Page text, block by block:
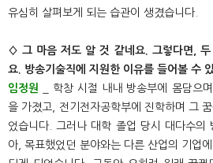
유심히 살펴보게 되는 습관이 생겼습니다.
◊ 그 마음 저도 알 것 같네요. 그렇다면, 두
요. 방송기술직에 지원한 이유를 들어볼 수
임정원 _ 학창 시절 내내 방송부에 몸담으
을 가졌고, 전기전자공학부에 진학하며 그
었습니다. 그러나 대학 졸업 당시 대다수의
아, 목표했었던 분야와는 다른 산업의 기업